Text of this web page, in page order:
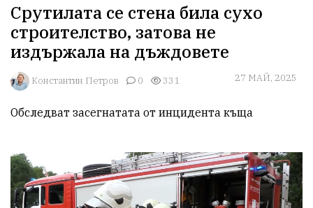
Срутилата се стена била сухо
строителство, затова не
издържала на дъждовете
Константин Петров 0 331 27 МАЙ, 2025
Обследват засегнатата от инцидента къща